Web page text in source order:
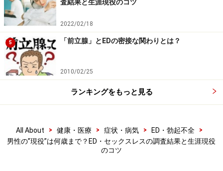
生活習慣病と忍び寄るEDのリスク
■生活習慣病とEDの関係
EDの原因は多岐にわたりますが、例えば高血圧や糖尿
病、脂質異常症といった生活習慣病とも無関係ではあり
栓や動脈硬化といった血管の異常が生じている場合に
は、男性性器に流れ込む血液量が減り、EDリスクが上昇
するのです。そして、特に動脈硬化は、脂質異常症や高
査結果と生涯現役のコツ
2022/02/18
5 「前立腺」とEDの密接な関わりとは？
2010/02/25
ランキングをもっと見る
All About > 健康・医療 > 症状・病気 > ED・勃起不全
>
男性の”現役”は何歳まで？ED・セックスレスの調査結果と生涯現役
のコツ